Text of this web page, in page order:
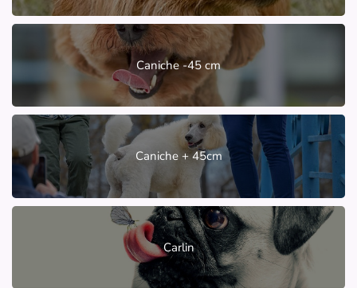
Caniche -45 cm
Caniche + 45cm
Carlin